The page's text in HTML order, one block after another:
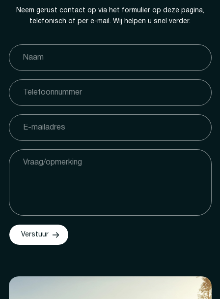
Neem gerust contact op via het formulier op deze pagina,
telefonisch of per e-mail. Wij helpen u snel verder.
Verstuur